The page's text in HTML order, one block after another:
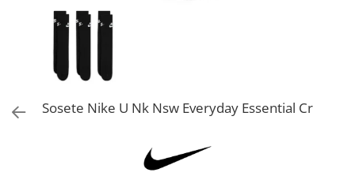
Pantaloni lungi fotbal copii
Geci si veste fotbal copii
Imbracaminte fotbal femei
Sorturi fotbal femei
Sosete Nike U Nk Nsw Everyday Essential Cr